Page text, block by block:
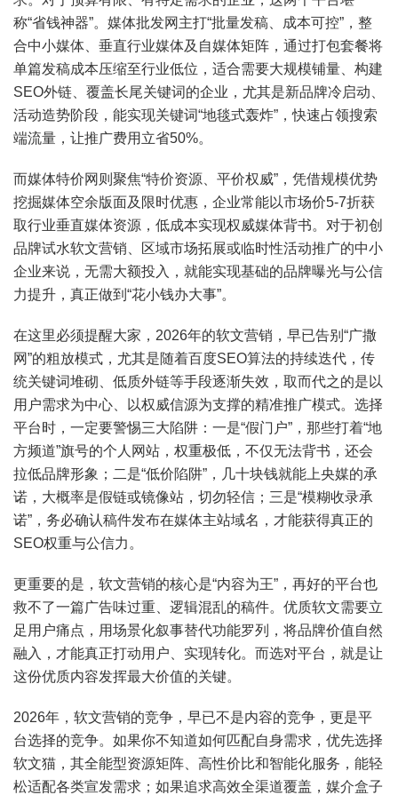
称“省钱神器”。媒体批发网主打“批量发稿、成本可控”，整
合中小媒体、垂直行业媒体及自媒体矩阵，通过打包套餐将
单篇发稿成本压缩至行业低位，适合需要大规模铺量、构建
SEO外链、覆盖长尾关键词的企业，尤其是新品牌冷启动、
活动造势阶段，能实现关键词“地毯式轰炸”，快速占领搜索
端流量，让推广费用立省50%。
而媒体特价网则聚焦“特价资源、平价权威”，凭借规模优势
挖掘媒体空余版面及限时优惠，企业常能以市场价5-7折获
取行业垂直媒体资源，低成本实现权威媒体背书。对于初创
品牌试水软文营销、区域市场拓展或临时性活动推广的中小
企业来说，无需大额投入，就能实现基础的品牌曝光与公信
力提升，真正做到“花小钱办大事”。
在这里必须提醒大家，2026年的软文营销，早已告别“广撒
网”的粗放模式，尤其是随着百度SEO算法的持续迭代，传
统关键词堆砌、低质外链等手段逐渐失效，取而代之的是以
用户需求为中心、以权威信源为支撑的精准推广模式。选择
平台时，一定要警惕三大陷阱：一是“假门户”，那些打着“地
方频道”旗号的个人网站，权重极低，不仅无法背书，还会
拉低品牌形象；二是“低价陷阱”，几十块钱就能上央媒的承
诺，大概率是假链或镜像站，切勿轻信；三是“模糊收录承
诺”，务必确认稿件发布在媒体主站域名，才能获得真正的
SEO权重与公信力。
更重要的是，软文营销的核心是“内容为王”，再好的平台也
救不了一篇广告味过重、逻辑混乱的稿件。优质软文需要立
足用户痛点，用场景化叙事替代功能罗列，将品牌价值自然
融入，才能真正打动用户、实现转化。而选对平台，就是让
这份优质内容发挥最大价值的关键。
2026年，软文营销的竞争，早已不是内容的竞争，更是平
台选择的竞争。如果你不知道如何匹配自身需求，优先选择
软文猫，其全能型资源矩阵、高性价比和智能化服务，能轻
松适配各类宣发需求；如果追求高效全渠道覆盖，媒介盒子